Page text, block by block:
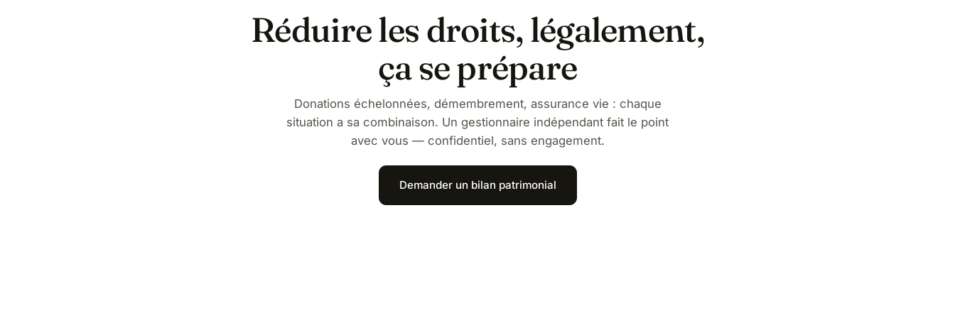
Réduire les droits, légalement,
ça se prépare
Donations échelonnées, démembrement, assurance vie : chaque
situation a sa combinaison. Un gestionnaire indépendant fait le point
avec vous — confidentiel, sans engagement.
Demander un bilan patrimonial